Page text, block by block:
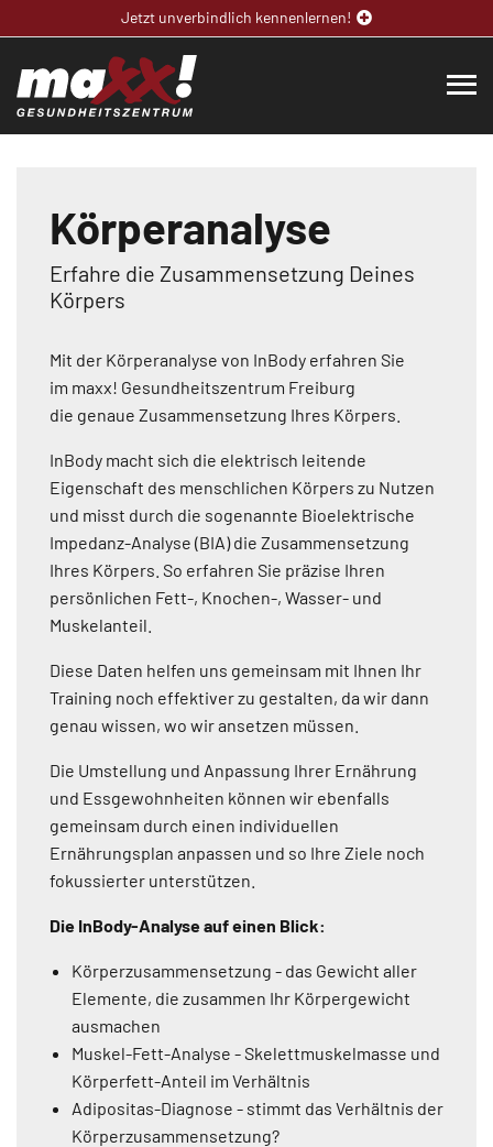
Jetzt unverbindlich kennenlernen!
Körperanalyse
Erfahre die Zusammensetzung Deines
Körpers
Mit der Körperanalyse von InBody erfahren Sie
im maxx! Gesundheitszentrum Freiburg
die genaue Zusammensetzung Ihres Körpers.
InBody macht sich die elektrisch leitende
Eigenschaft des menschlichen Körpers zu Nutzen
und misst durch die sogenannte Bioelektrische
Impedanz-Analyse (BIA) die Zusammensetzung
Ihres Körpers. So erfahren Sie präzise Ihren
persönlichen Fett-, Knochen-, Wasser- und
Muskelanteil.
Diese Daten helfen uns gemeinsam mit Ihnen Ihr
Training noch effektiver zu gestalten, da wir dann
genau wissen, wo wir ansetzen müssen.
Die Umstellung und Anpassung Ihrer Ernährung
und Essgewohnheiten können wir ebenfalls
gemeinsam durch einen individuellen
Ernährungsplan anpassen und so Ihre Ziele noch
fokussierter unterstützen.
Die InBody-Analyse auf einen Blick:
Körperzusammensetzung - das Gewicht aller
Elemente, die zusammen Ihr Körpergewicht
ausmachen
Muskel-Fett-Analyse - Skelettmuskelmasse und
Körperfett-Anteil im Verhältnis
Adipositas-Diagnose - stimmt das Verhältnis der
Körperzusammensetzung?